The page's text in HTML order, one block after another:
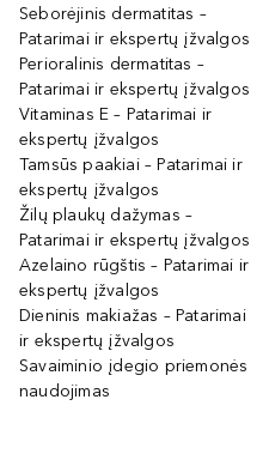
Seborėjinis dermatitas –
Patarimai ir ekspertų įžvalgos
Perioralinis dermatitas –
Patarimai ir ekspertų įžvalgos
Vitaminas E – Patarimai ir
ekspertų įžvalgos
Tamsūs paakiai – Patarimai ir
ekspertų įžvalgos
Žilų plaukų dažymas –
Patarimai ir ekspertų įžvalgos
Azelaino rūgštis – Patarimai ir
ekspertų įžvalgos
Dieninis makiažas – Patarimai
ir ekspertų įžvalgos
Savaiminio įdegio priemonės
naudojimas